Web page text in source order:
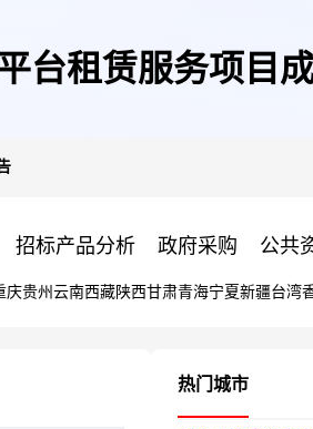
台租赁服务项目
招标产品分析 政府采购 公共
庆贵州 云南西藏陕西甘肃青海宁夏新疆台湾
热门城市